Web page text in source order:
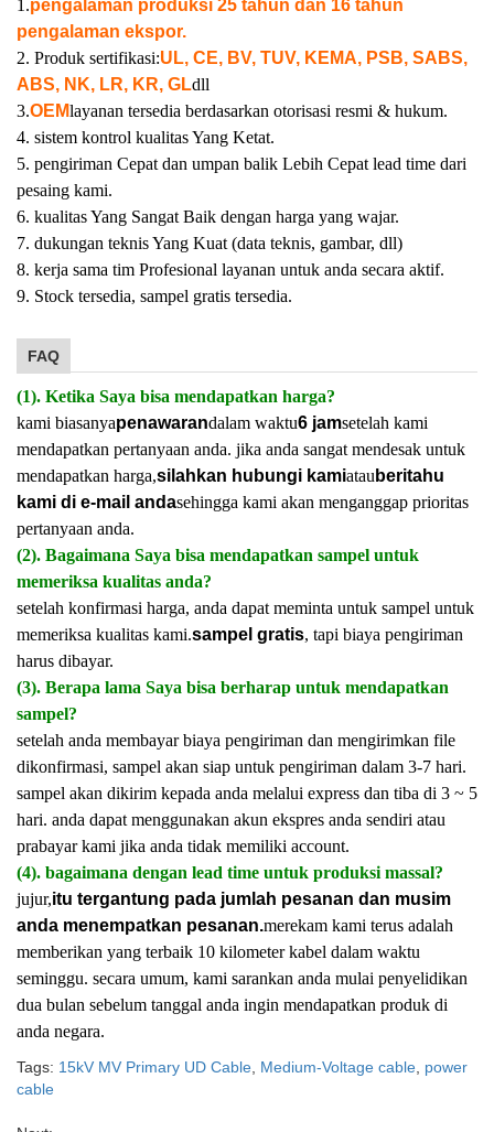
1.pengalaman produksi 25 tahun dan 16 tahun
pengalaman ekspor.
2. Produk sertifikasi:UL, CE, BV, TUV, KEMA, PSB, SABS,
ABS, NK, LR, KR, GLdll
3.OEMlayanan tersedia berdasarkan otorisasi resmi & hukum.
4. sistem kontrol kualitas Yang Ketat.
5. pengiriman Cepat dan umpan balik Lebih Cepat lead time dari
pesaing kami.
6. kualitas Yang Sangat Baik dengan harga yang wajar.
7. dukungan teknis Yang Kuat (data teknis, gambar, dll)
8. kerja sama tim Profesional layanan untuk anda secara aktif.
9. Stock tersedia, sampel gratis tersedia.
FAQ
(1). Ketika Saya bisa mendapatkan harga?
kami biasanyapenawarandalam waktu6 jamsetelah kami
mendapatkan pertanyaan anda. jika anda sangat mendesak untuk
mendapatkan harga,silahkan hubungi kamiatau beritahu
kami di e-mail andasehingga kami akan menganggap prioritas
pertanyaan anda.
(2). Bagaimana Saya bisa mendapatkan sampel untuk
memeriksa kualitas anda?
setelah konfirmasi harga, anda dapat meminta untuk sampel untuk
memeriksa kualitas kami.sampel gratis, tapi biaya pengiriman
harus dibayar.
(3). Berapa lama Saya bisa berharap untuk mendapatkan
sampel?
setelah anda membayar biaya pengiriman dan mengirimkan file
dikonfirmasi, sampel akan siap untuk pengiriman dalam 3-7 hari.
sampel akan dikirim kepada anda melalui express dan tiba di 3 ~ 5
hari. anda dapat menggunakan akun ekspres anda sendiri atau
prabayar kami jika anda tidak memiliki account.
(4). bagaimana dengan lead time untuk produksi massal?
jujur,itu tergantung pada jumlah pesanan dan musim
anda menempatkan pesanan.merekam kami terus adalah
memberikan yang terbaik 10 kilometer kabel dalam waktu
seminggu. secara umum, kami sarankan anda mulai penyelidikan
dua bulan sebelum tanggal anda ingin mendapatkan produk di
anda negara.
Tags: 15kV MV Primary UD Cable Medium-Voltage cable power
cable